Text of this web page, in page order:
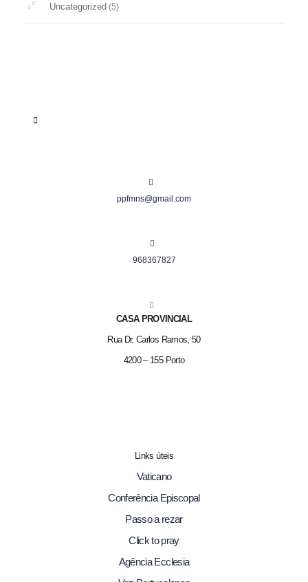
Uncategorized (5)
ppfmns@gmail.com
968367827
CASA PROVINCIAL
Rua Dr. Carlos Ramos, 50
4200 – 155 Porto
Links úteis
Vaticano
Conferência Episcopal
Passo a rezar
Click to pray
Agência Ecclesia